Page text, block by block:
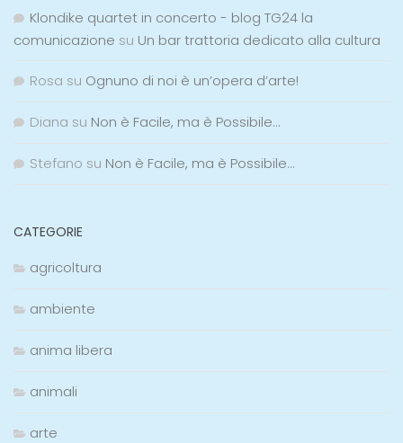
Klondike quartet in concerto - blog TG24 la
comunicazione su Un bar trattoria dedicato alla cultura
Rosa su Ognuno di noi è un’opera d’arte!
Diana su Non è Facile, ma è Possibile…
Stefano su Non è Facile, ma è Possibile…
CATEGORIE
agricoltura
ambiente
anima libera
animali
arte